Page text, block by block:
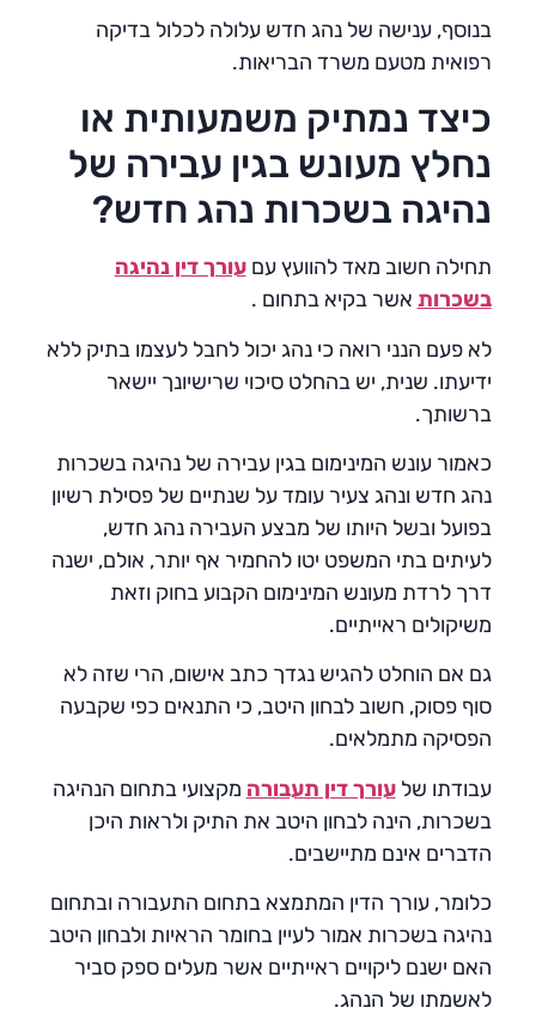
בנוסף, ענישה של נהג חדש עלולה לכלול בדיקה
רפואית מטעם משרד הבריאות.
כיצד נמתיק משמעותית או
נחלץ מעונש בגין עבירה של
נהיגה בשכרות נהג חדש?
תחילה חשוב מאד להוועץ עםעורך דין נהיגה
בשכרות אשר בקיא בתחום .
לא פעם הנני רואה כי נהג יכול לחבל לעצמו בתיק ללא
ידיעתו. שנית, יש בהחלט סיכוי שרישיונך יישאר
ברשותך.
כאמור עונש המינימום בגין עבירה של נהיגה בשכרות
נהג חדש ונהג צעיר עומד על שנתיים של פסילת רשיון
בפועל ובשל היותו של מבצע העבירה נהג חדש,
לעיתים בתי המשפט יטו להחמיר אף יותר, אולם, ישנה
דרך לרדת מעונש המינימום הקבוע בחוק וזאת
משיקולים ראייתיים.
גם אם הוחלט להגיש נגדך כתב אישום, הרי שזה לא
סוף פסוק, חשוב לבחון היטב, כי התנאים כפי שקבעה
הפסיקה מתמלאים.
עבודתו שלעורך דין תעבורה מקצועי בתחום הנהיגה
בשכרות, הינה לבחון היטב את התיק ולראות היכן
הדברים אינם מתיישבים.
כלומר, עורך הדין המתמצא בתחום התעבורה ובתחום
נהיגה בשכרות אמור לעיין בחומר הראיות ולבחון היטב
האם ישנם ליקויים ראייתיים אשר מעלים ספק סביר
לאשמתו של הנהג.